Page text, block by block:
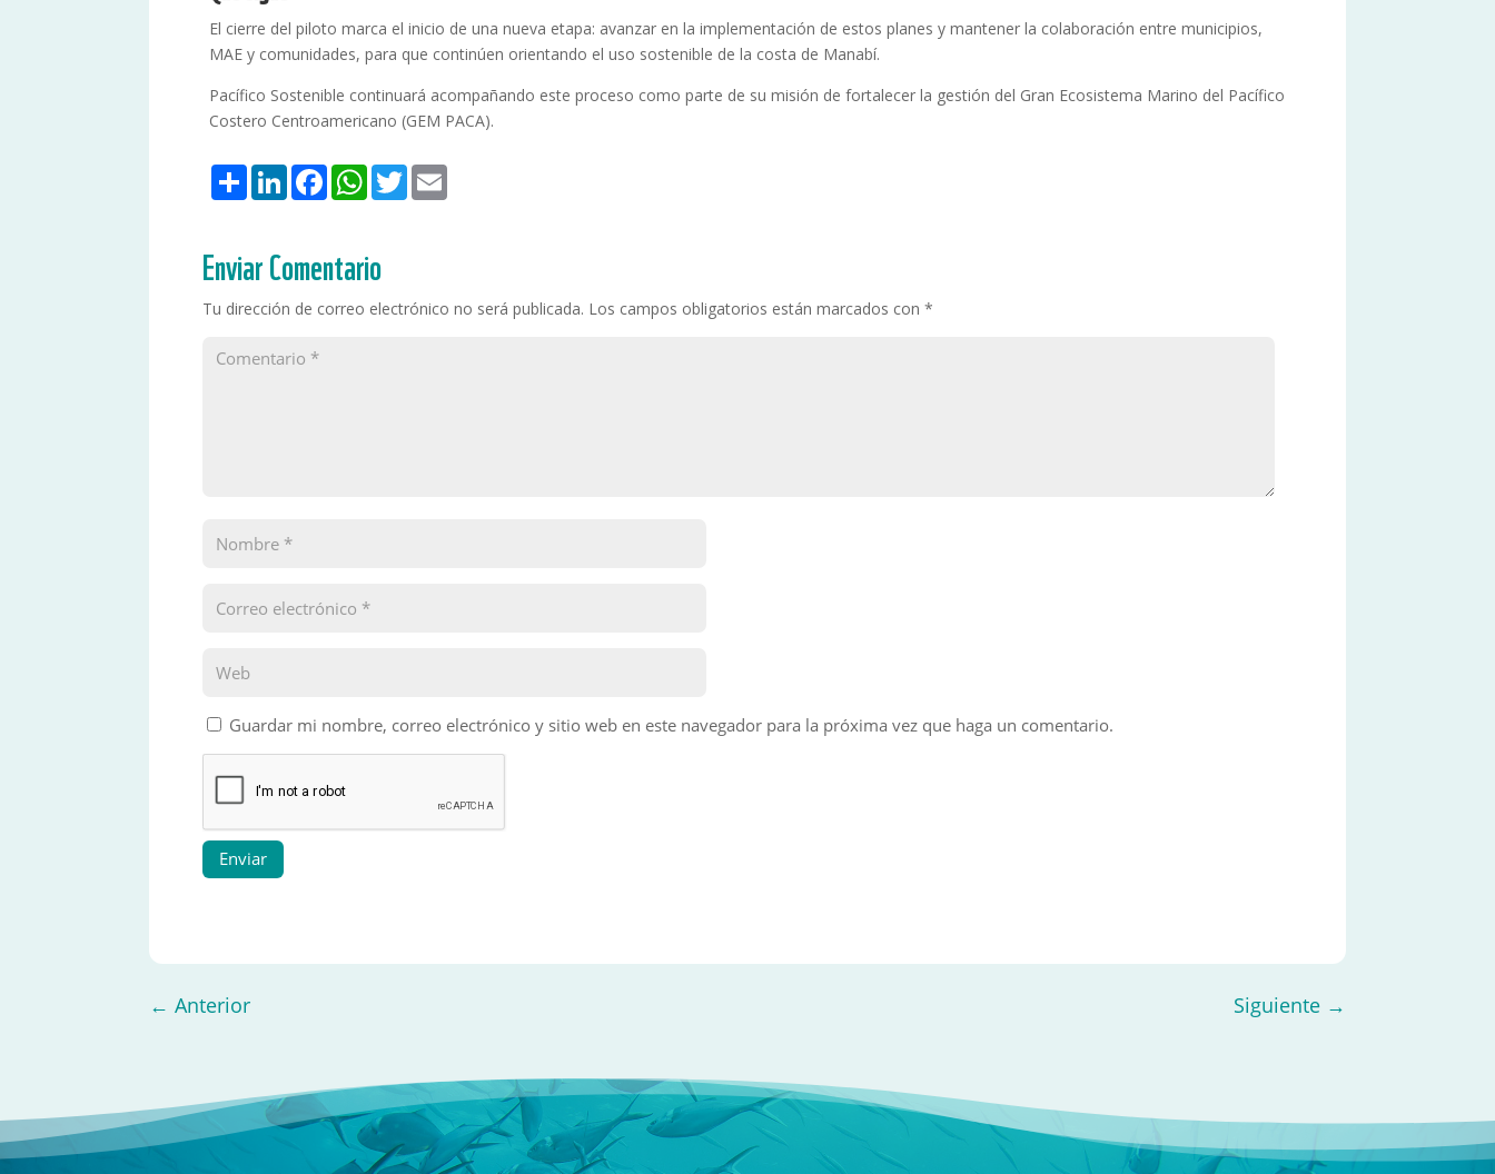
El cierre del piloto marca el inicio de una nueva etapa: avanzar en la implementación de estos planes y mantener la colaboración entre municipios,
MAE y comunidades, para que continúen orientando el uso sostenible de la costa de Manabí.
Pacífico Sostenible continuará acompañando este proceso como parte de su misión de fortalecer la gestión del Gran Ecosistema Marino del Pacífico
Costero Centroamericano (GEM PACA).
Share LinkedInFacebookWhatsApp
Twitter
Enviar Comentario
Tu dirección de correo electrónico no será publicada. Los campos obligatorios están marcados con*
Guardar mi nombre, correo electrónico y sitio web en este navegador para la próxima vez que haga un comentario.
Enviar
←Anterior Siguiente→